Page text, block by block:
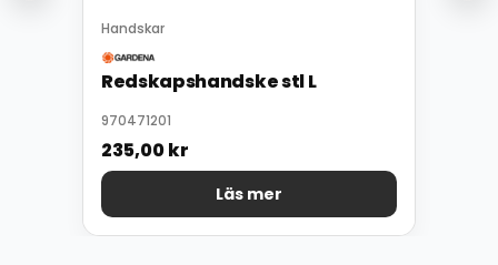
Handskar
Redskapshandske stl L
970471201
235,00kr
Läs mer